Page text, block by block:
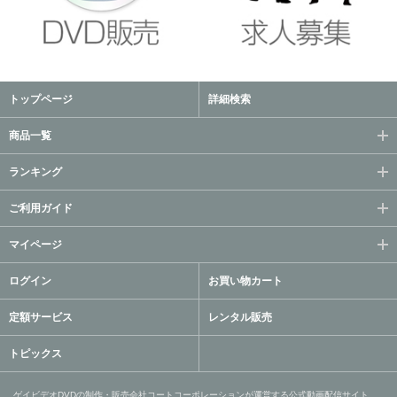
トップページ 詳細検索
商品一覧
ランキング
ご利用ガイド
マイページ
ログイン お買い物カート
定額サービス レンタル販売
トピックス